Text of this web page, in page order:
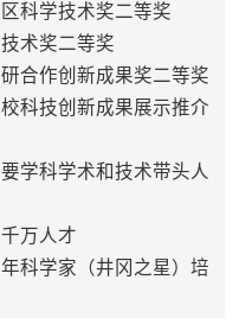
科学技术奖二等奖
术奖二等奖
合作创新成果奖二等奖
科技创新成果展示推介
学科学术和技术带头人
万人才
科学家（井冈之星）培